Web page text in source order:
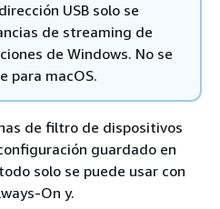
USB solo se
de streaming de
de Windows. No se
para macOS.
de filtro de dispositivos
guardado en
solo se puede usar con
On y.